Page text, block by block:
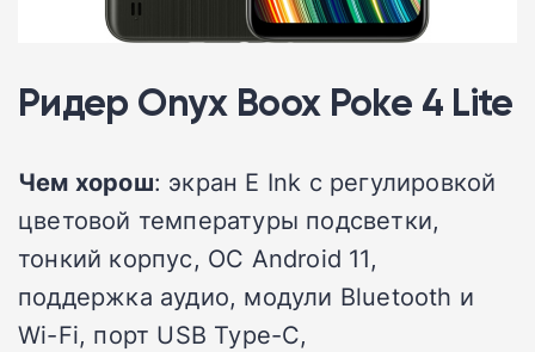
Ридер Onyx Boox Poke 4 Lite
Чем хорош: экран E Ink с регулировкой
цветовой температуры подсветки,
тонкий корпус, ОС Android 11,
поддержка аудио, модули Bluetooth и
Wi-Fi, порт USB Type-C,